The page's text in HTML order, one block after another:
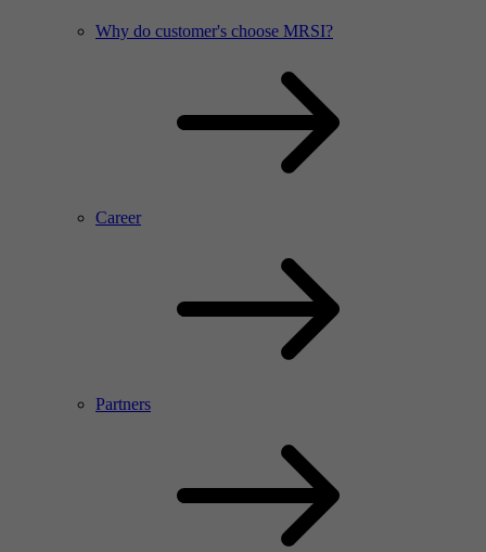
Why do customer's choose MRSI?
Career
Partners